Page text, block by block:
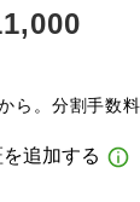
ら。分割手数